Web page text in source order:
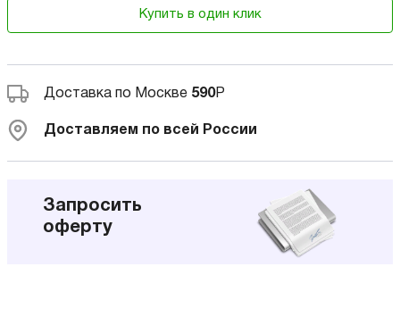
Купить в один клик
Доставка по Москве 590Р
Доставляем по всей России
Запросить
оферту